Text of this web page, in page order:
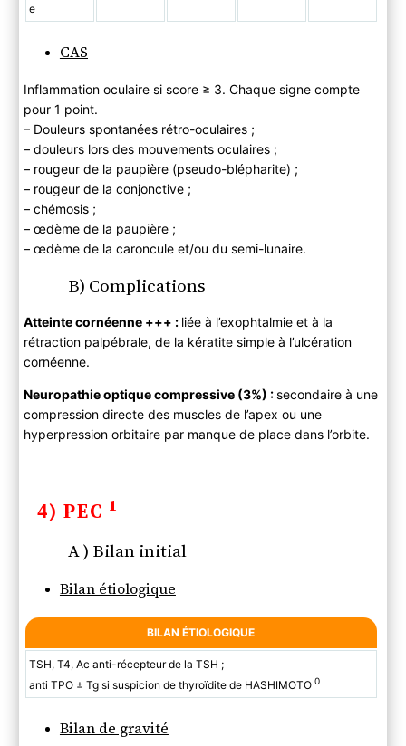
e
CAS
Inflammation oculaire si score ≥ 3. Chaque signe compte
pour 1 point.
– Douleurs spontanées rétro-oculaires ;
– douleurs lors des mouvements oculaires ;
– rougeur de la paupière (pseudo-blépharite) ;
– rougeur de la conjonctive ;
– chémosis ;
– œdème de la paupière ;
– œdème de la caroncule et/ou du semi-lunaire.
B) Complications
Atteinte cornéenne +++ : liée à l’exophtalmie et à la
rétraction palpébrale, de la kératite simple à l’ulcération
cornéenne.
Neuropathie optique compressive (3%) :secondaire à une
compression directe des muscles de l’apex ou une
hyperpression orbitaire par manque de place dans l’orbite.
4) PEC 1
A ) Bilan initial
Bilan étiologique
BILAN ÉTIOLOGIQUE
TSH, T4, Ac anti-récepteur de la TSH ;
anti TPO ± Tg si suspicion de thyroïdite de HASHIMOTO0
Bilan de gravité